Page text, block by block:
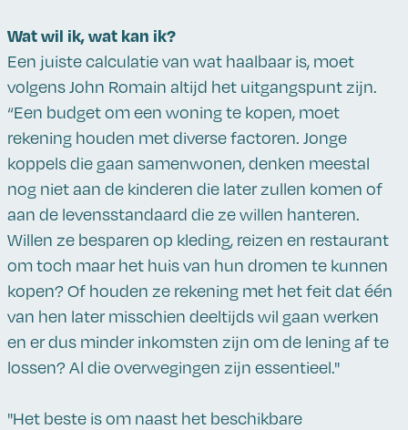
Wat wil ik, wat kan ik?
Een juiste calculatie van wat haalbaar is, moet
volgens John Romain altijd het uitgangspunt zijn.
“Een budget om een woning te kopen, moet
rekening houden met diverse factoren. Jonge
koppels die gaan samenwonen, denken meestal
nog niet aan de kinderen die later zullen komen of
aan de levensstandaard die ze willen hanteren.
Willen ze besparen op kleding, reizen en restaurant
om toch maar het huis van hun dromen te kunnen
kopen? Of houden ze rekening met het feit dat één
van hen later misschien deeltijds wil gaan werken
en er dus minder inkomsten zijn om de lening af te
lossen? Al die overwegingen zijn essentieel."
"Het beste is om naast het beschikbare